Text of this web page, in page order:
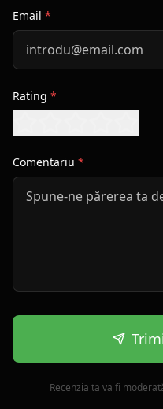
Email *
Rating *
Comentariu *
Recenzia ta va fi